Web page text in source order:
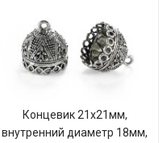
Концевик 21х21мм,
внутренний диаметр 18мм,